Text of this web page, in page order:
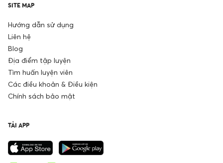
SITE MAP
Hướng dẫn sử dụng
Liên hệ
Blog
Địa điểm tập luyện
Tìm huấn luyện viên
Các điều khoản & Điều kiện
Chính sách bảo mật
TẢI APP